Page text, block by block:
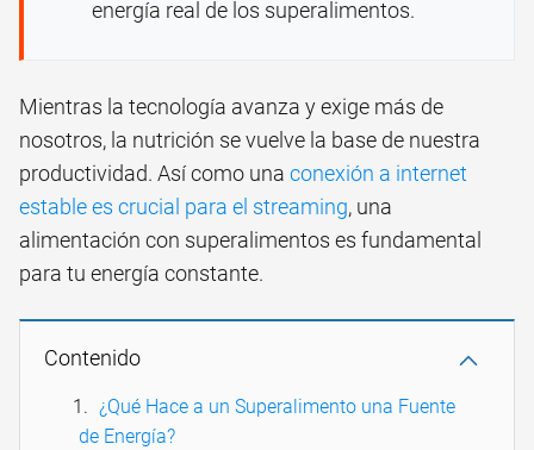
energía real de los superalimentos.
Mientras la tecnología avanza y exige más de
nosotros, la nutrición se vuelve la base de nuestra
productividad. Así como una conexión a internet
estable es crucial para el streaming, una
alimentación con superalimentos es fundamental
para tu energía constante.
Contenido
¿Qué Hace a un Superalimento una Fuente
de Energía?